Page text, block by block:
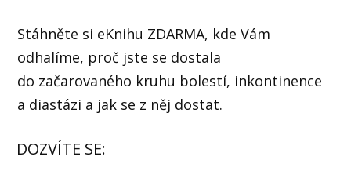
Stáhněte si eKnihu ZDARMA, kde Vám
odhalíme, proč jste se dostala
do začarovaného kruhu bolestí, inkontinence
a diastázi a jak se z něj dostat.
DOZVÍTE SE: